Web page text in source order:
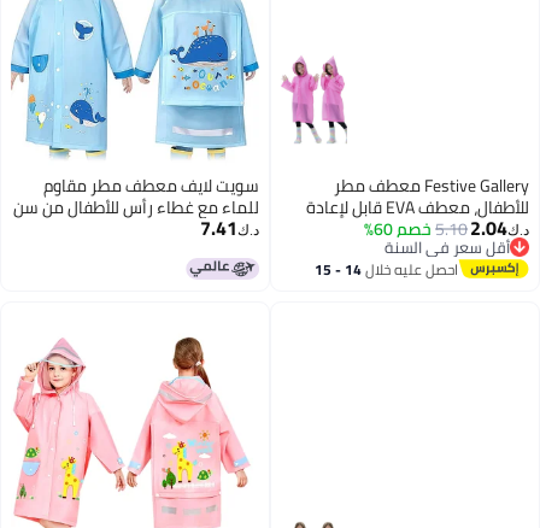
Festive Gallery معطف مطر
للأطفال، معطف EVA قابل لإعادة
والبنات من 6-13 سنة، معدات
طوارئ للتخييم في الهواء الطلق
د.ك‏2.04
5.10خصم 60%
أقل سعر في السنة
أقل سعر في السنة
احصل عليه خلال 14 - 15
سويت لايف معطف مطر مقاوم
للماء مع غطاء رأس للأطفال من سن
2 إلى 8 سنوات (أولاد وبنات)
د.ك‏7.41